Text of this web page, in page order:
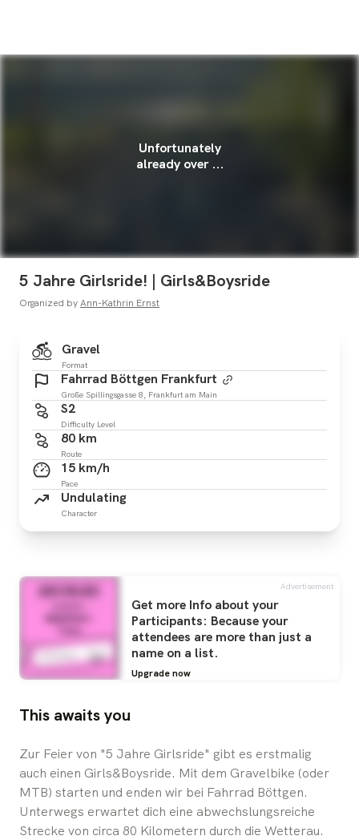
Unfortunately
already over ...
5 Jahre Girlsride! | Girls&Boysride
Organized byAnn-Kathrin Ernst
Gravel
Format
Fahrrad Böttgen Frankfurt
Große Spillingsgasse 8, Frankfurt am Main
S2
Difficulty Level
80 km
Route
15 km/h
Pace
Undulating
Character
Advertisement
Get more Info about your
Participants: Because your
attendees are more than just a
name on a list.
Upgrade now
This awaits you
Zur Feier von "5 Jahre Girlsride" gibt es erstmalig
auch einen Girls&Boysride. Mit dem Gravelbike (oder
MTB) starten und enden wir bei Fahrrad Böttgen.
Unterwegs erwartet dich eine abwechslungsreiche
Strecke von circa 80 Kilometern durch die Wetterau.